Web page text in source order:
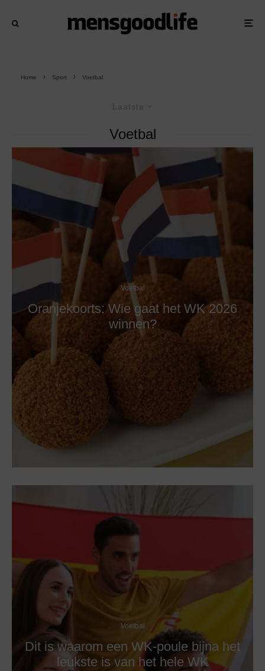
Home Sport Voetbal
Laatste
Voetbal
Voetbal
Oranjekoorts: Wie gaat het WK 2026
winnen?
Voetbal
Dit is waarom een WK-poule bijna het
leukste is van het hele WK